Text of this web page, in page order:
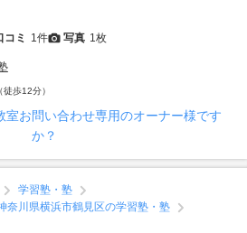
コミ 1件 写真 1枚
歩12分）
室お問い合わせ専用のオーナー様です
か？
学習塾・塾
奈川県横浜市鶴見区の学習塾・塾